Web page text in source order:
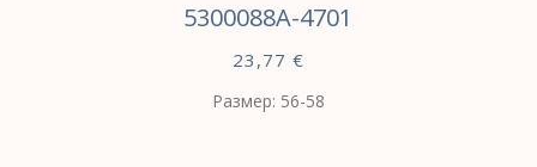
5300088A-4701
23,77 €
Размер: 56-58